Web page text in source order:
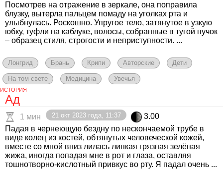
Посмотрев на отражение в зеркале, она поправила
блузку, вытерла пальцем помаду на уголках рта и
улыбнулась. Роскошно. Упругое тело, затянутое в узкую
юбку, туфли на каблуке, волосы, собранные в тугой пучок
– образец стиля, строгости и неприступности. ...
Лонгрид Брань Крипи Авторские Дети
На том свете Медицина Увечья
ИСТОРИЯ
Ад
1 мин 21 окт 2023 года, 11:37
3.00
Падая в чернеющую бездну по нескончаемой трубе в
виде колец из костей, обтянутых человеческой кожей,
вместе со мной вниз лилась липкая грязная зелёная
жижа, иногда попадая мне в рот и глаза, оставляя
тошнотворно-кислотный привкус во рту. Я падал очень ...